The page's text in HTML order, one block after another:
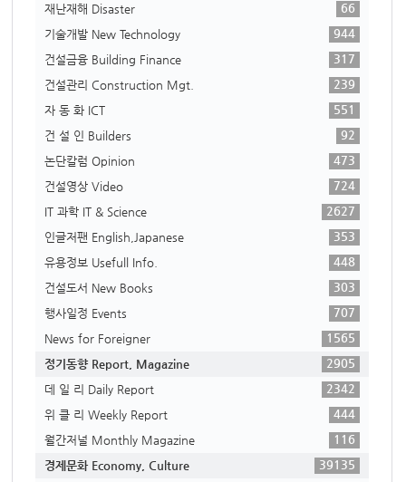
재난재해 Disaster
66
기술개발 New Technology
944
건설금융 Building Finance
317
건설관리 Construction Mgt.
239
자 동 화 ICT
551
건 설 인 Builders
92
논단칼럼 Opinion
473
건설영상 Video
724
IT 과학 IT & Science
2627
인글저팬 English,Japanese
353
유용정보 Usefull Info.
448
건설도서 New Books
303
행사일정 Events
707
News for Foreigner
1565
정기동향 Report, Magazine
2905
데 일 리 Daily Report
2342
위 클 리 Weekly Report
444
월간저널 Monthly Magazine
116
경제문화 Economy, Culture
39135